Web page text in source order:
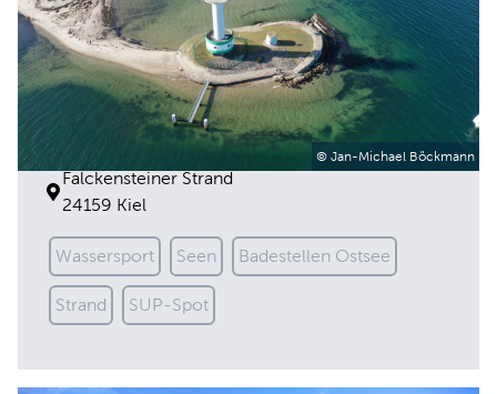
© Jan-Michael Böckmann
Falckensteiner Strand
Falckensteiner Strand
24159 Kiel
Wassersport Seen Badestellen Ostsee
Strand SUP-Spot